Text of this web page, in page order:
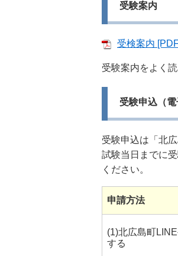
受験案内
受検案内
受験案内をよく
受験申込（電
受験申込は「北
試験当日までに
ください。
申請方法
(1)北広島町
する